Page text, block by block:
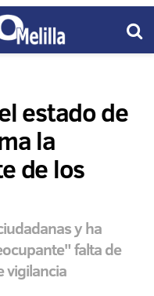
estado de
la
de los
y ha
falta de
vigilancia